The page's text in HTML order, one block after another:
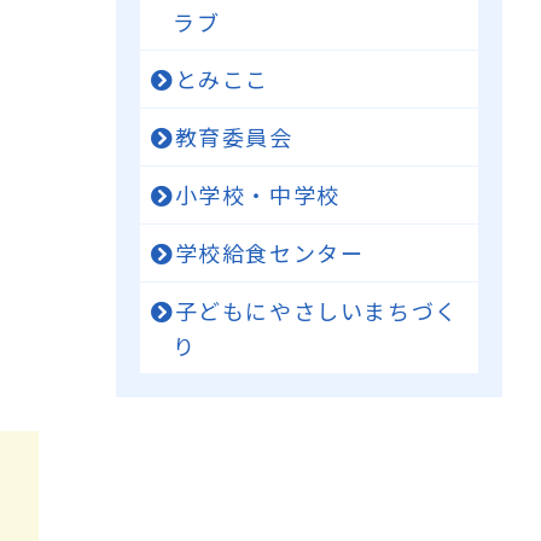
ラブ
とみここ
教育委員会
小学校・中学校
学校給食センター
子どもにやさしいまちづく
り